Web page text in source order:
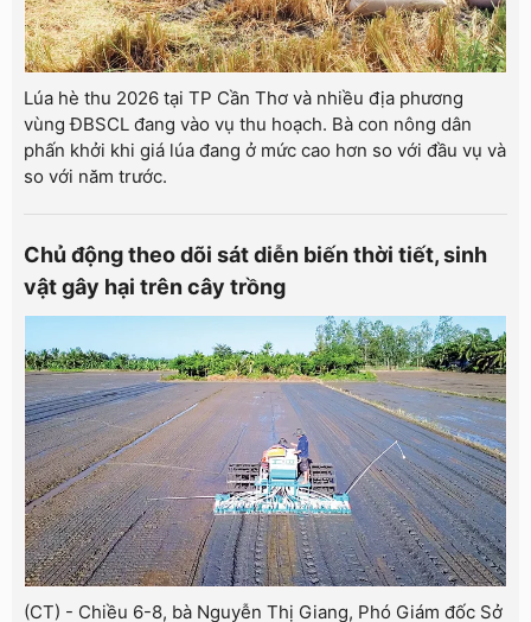
Lúa hè thu 2026 tại TP Cần Thơ và nhiều địa phương
vùng ĐBSCL đang vào vụ thu hoạch. Bà con nông dân
phấn khởi khi giá lúa đang ở mức cao hơn so với đầu vụ và
so với năm trước.
Chủ động theo dõi sát diễn biến thời tiết, sinh
vật gây hại trên cây trồng
(CT) - Chiều 6-8, bà Nguyễn Thị Giang, Phó Giám đốc Sở